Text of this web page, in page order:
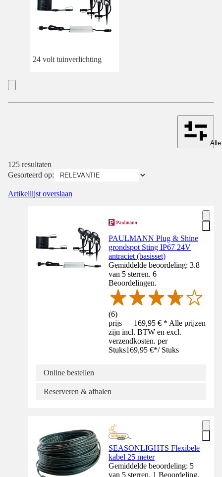
24 volt tuinverlichting
125 resultaten
Gesorteerd op:
Artikellijst overslaan
PAULMANN Plug & Shine
grondspot Sting IP67 24V
antraciet (basisset)
Gemiddelde beoordeling: 3.8
van 5 sterren. 6
Beoordelingen.
(6)
prijs — 169,95 € * Alle prijzen
zijn incl. BTW en excl.
verzendkosten. per
Stuks169,95 €*/ Stuks
Online bestellen
Reserveren & afhalen
SEASONLIGHTS Flexibele
kabel 25 meter
Gemiddelde beoordeling: 5
van 5 sterren. 1 Beoordeling.